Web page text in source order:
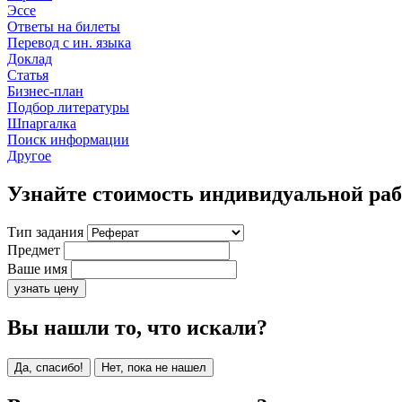
Эссе
Ответы на билеты
Перевод с ин. языка
Доклад
Статья
Бизнес-план
Подбор литературы
Шпаргалка
Поиск информации
Другое
Узнайте стоимость индивидуальной
Тип задания
Предмет
Ваше имя
узнать цену
Вы нашли то, что искали?
Да, спасибо! Нет, пока не нашел